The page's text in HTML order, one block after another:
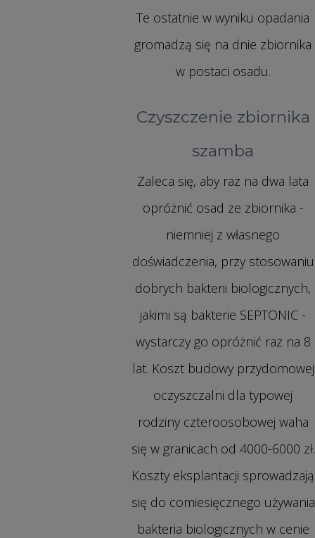
Te ostatnie w wyniku opadania
gromadzą się na dnie zbiornika
w postaci osadu.
Czyszczenie zbiornika
szamba
Zaleca się, aby raz na dwa lata
opróżnić osad ze zbiornika -
niemniej z własnego
doświadczenia, przy stosowaniu
dobrych bakterii biologicznych,
jakimi są bakterie SEPTONIC -
wystarczy go opróżnić raz na 8
lat. Koszt budowy przydomowej
oczyszczalni dla typowej
rodziny czteroosobowej waha
się w granicach od 4000-6000 zł.
Koszty eksplantacji sprowadzają
się do comiesięcznego używania
bakteria biologicznych w cenie